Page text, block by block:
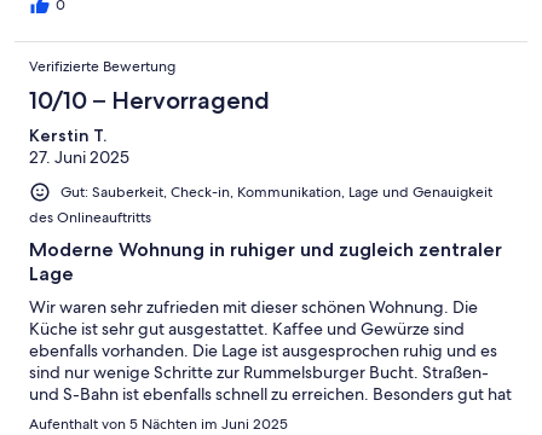
system which we easily took to get downtown each day.
knew in advance) and Berlin was in the midst of an unusual heat
wave, we were able to open windows/doors and were
appreciative of the fan that was also available. We felt very
comfortable in this apartment and found it to be terrific value.
Highly recommend!
0
Verifizierte Bewertung
10/10 – Hervorragend
Kerstin T.
27. Juni 2025
Gut: Sauberkeit, Check-in, Kommunikation, Lage und Genauigkeit
des Onlineauftritts
Moderne Wohnung in ruhiger und zugleich zentraler
Lage
Wir waren sehr zufrieden mit dieser schönen Wohnung. Die
Küche ist sehr gut ausgestattet. Kaffee und Gewürze sind
ebenfalls vorhanden. Die Lage ist ausgesprochen ruhig und es
sind nur wenige Schritte zur Rummelsburger Bucht. Straßen-
und S-Bahn ist ebenfalls schnell zu erreichen. Besonders gut hat
uns das Ausgehviertel Nähe Ostkreuz gefallen, dass fußläufig in
Aufenthalt von 5 Nächten im Juni 2025